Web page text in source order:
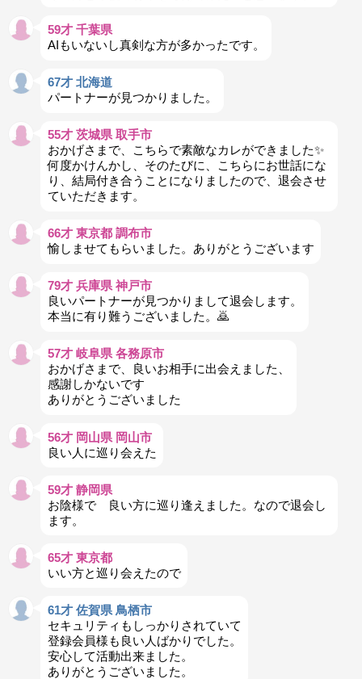
59才 千葉県
AIもいないし真剣な方が多かったです。
67才 北海道
パートナーが見つかりました。
55才 茨城県 取手市
おかげさまで、こちらで素敵なカレができました✨
何度かけんかし、そのたびに、こちらにお世話にな
り、結局付き合うことになりましたので、退会させ
ていただきます。
66才 東京都 調布市
愉しませてもらいました。ありがとうございます
79才 兵庫県 神戸市
良いパートナーが見つかりまして退会します。
本当に有り難うございました。🙇
57才 岐阜県 各務原市
おかげさまで、良いお相手に出会えました、
感謝しかないです
ありがとうございました
56才 岡山県 岡山市
良い人に巡り会えた
59才 静岡県
お陰様で 良い方に巡り逢えました。なので退会し
ます。
65才 東京都
いい方と巡り会えたので
61才 佐賀県 鳥栖市
セキュリティもしっかりされていて
登録会員様も良い人ばかりでした。
安心して活動出来ました。
ありがとうございました。